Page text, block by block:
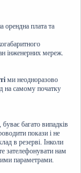
орендна плата та
інженерних мереж.
ми неодноразово
на самому початку
багато випадків
покази і не
в резерві. Інколи
зателефонувати нам
параметрами.